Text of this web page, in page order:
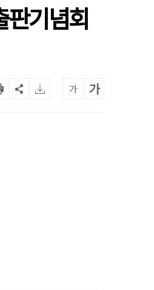
판기념회
가 가